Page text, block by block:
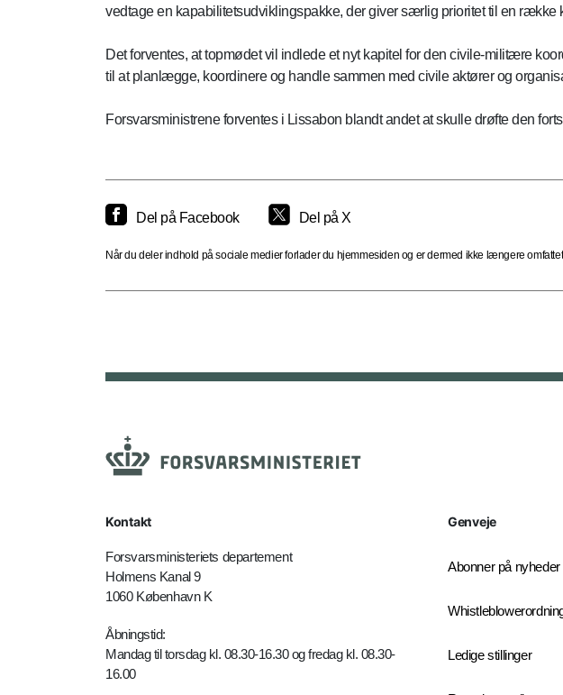
vedtage en kapabilitetsudviklingspakke, der giver særlig prioritet til en
Det forventes, at topmødet vil indlede et nyt kapitel for den civile-militære
til at planlægge, koordinere og handle sammen med civile aktører og
Forsvarsministrene forventes i Lissabon blandt andet at skulle drøfte den
Del på Facebook Del på X
Når du deler indhold på sociale medier forlader du hjemmesiden og er dermed ikke længere
Kontakt
Forsvarsministeriets departement
Holmens Kanal 9
1060 København K
Åbningstid:
Mandag til torsdag kl. 08.30-16.30 og fredag kl. 08.30-
16.00
Genveje
Abonner på nyheder
Ledige stillinger